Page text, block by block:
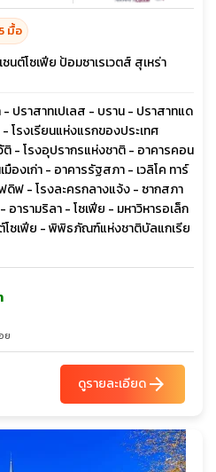
มื้อ
นต์โซเฟีย ป้อมซาเรเวตส์ สุเหร่า
ปราสาทเปเลส - บราน - ปราสาทแด
โรงเรียนแห่งแรกของประเทศ
- โรงอุปรากรแห่งชาติ - อาคารคอน
องเก่า - อาคารรัฐสภา - เวลิโค ทาร์
ดิฟ - โรงละครกลางแจ้ง - ซากสภา
ารามริลา - โซเฟีย - มหาวิหารอเล็ก
โซเฟีย - พิพิธภัณฑ์แห่งชาติบัลแกเรีย
ย
ดูรายละเอียดarrow_forward